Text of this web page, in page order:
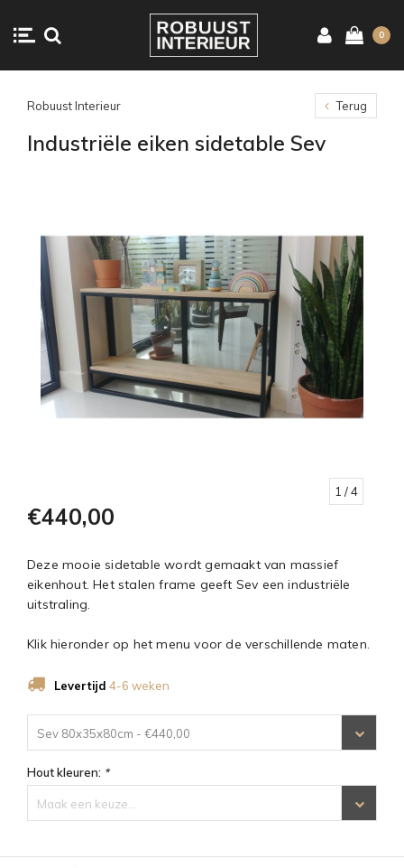
0
Robuust Interieur Terug
Industriële eiken sidetable Sev
1 / 4
€440,00
Deze mooie sidetable wordt gemaakt van massief
eikenhout. Het stalen frame geeft Sev een industriële
uitstraling.
Klik hieronder op het menu voor de verschillende maten.
Levertijd 4-6 weken
Sev 80x35x80cm - €440,00
Hout kleuren: *
Maak een keuze...